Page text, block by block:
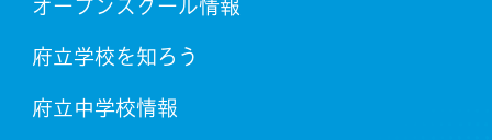
オープンスクール情報
府立学校を知ろう
府立中学校情報